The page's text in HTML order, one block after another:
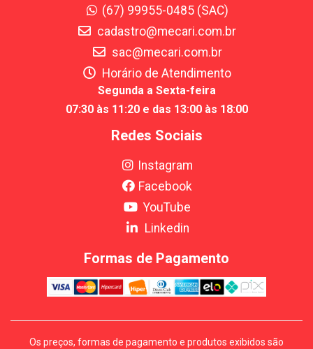
(67) 99955-0485 (SAC)
cadastro@mecari.com.br
sac@mecari.com.br
Horário de Atendimento
Segunda a Sexta-feira
07:30 às 11:20 e das 13:00 às 18:00
Redes Sociais
Instagram
Facebook
YouTube
Linkedin
Formas de Pagamento
Os preços, formas de pagamento e produtos exibidos são